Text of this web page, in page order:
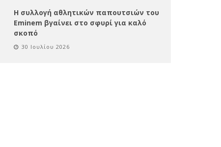
Η συλλογή αθλητικών παπουτσιών του
Eminem βγαίνει στο σφυρί για καλό
σκοπό
30 Ιουλίου 2026